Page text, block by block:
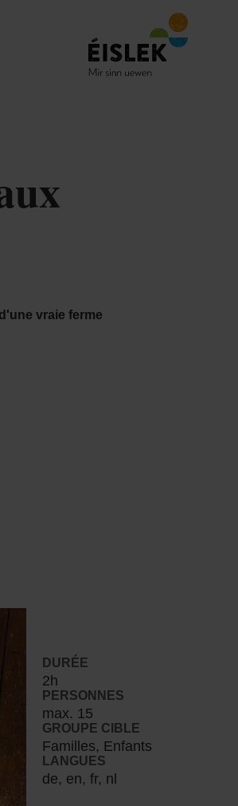
vraie ferme
DURÉE
2h
PERSONNES
max. 15
GROUPE CIBLE
Familles, Enfants
LANGUES
de, en, fr, nl